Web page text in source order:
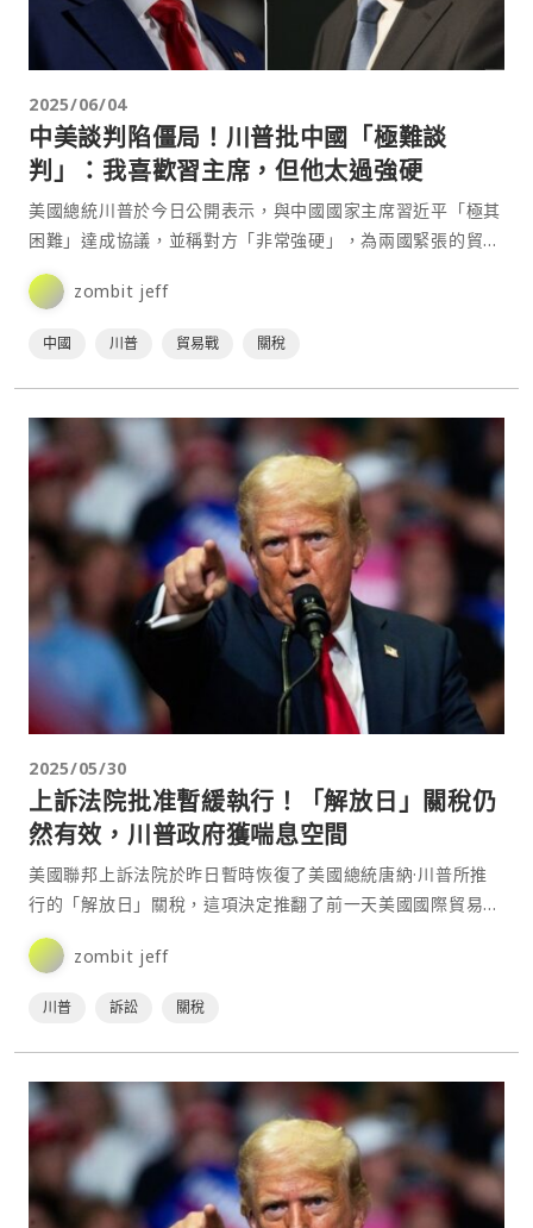
2025/06/04
中美談判陷僵局！川普批中國「極難談
判」：我喜歡習主席，但他太過強硬
美國總統川普於今日公開表示，與中國國家主席習近平「極其
困難」達成協議，並稱對方「非常強硬」，為兩國緊張的貿易
關係再添變數。儘管白宮近期多次暗示兩國領導人有望在本週
通⋯ zombit jeff
中國 川普 貿易戰 關稅
2025/05/30
上訴法院批准暫緩執行！「解放日」關稅仍
然有效，川普政府獲喘息空間
美國聯邦上訴法院於昨日暫時恢復了美國總統唐納·川普所推
行的「解放日」關稅，這項決定推翻了前一天美國國際貿易法
院裁定川普超越總統職權、命令立即停止執行關稅的判決。這
項⋯ zombit jeff
川普 訴訟 關稅